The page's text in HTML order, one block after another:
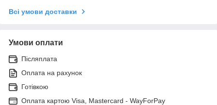
Всі умови доставки
Умови оплати
Післяплата
Оплата на рахунок
Готівкою
Оплата картою Visa, Mastercard - WayForPay